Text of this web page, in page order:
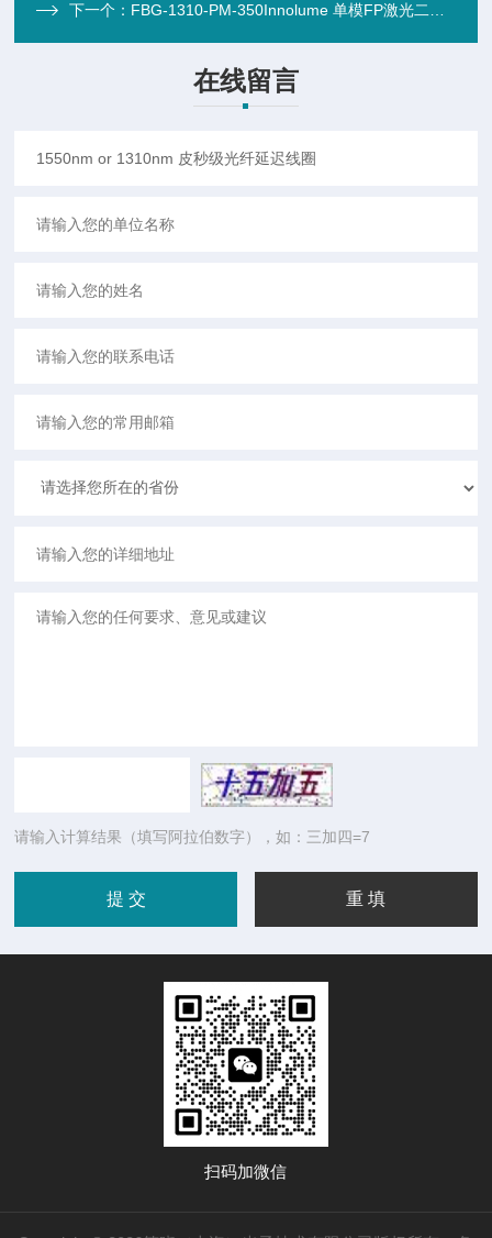
下一个： FBG-1310-PM-350Innolume 单模FP激光二极管 780-1340nm (TO-can封装或连续脉冲FBG稳定型
在线留言
请输入计算结果（填写阿拉伯数字），如：三加四=7
扫码加微信